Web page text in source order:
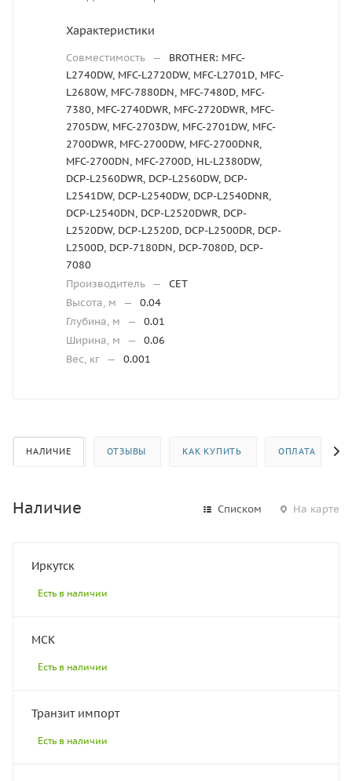
Характеристики
Совместимость —
BROTHER: MFC-
L2740DW, MFC-L2720DW, MFC-L2701D, MFC-
L2680W, MFC-7880DN, MFC-7480D, MFC-
7380, MFC-2740DWR, MFC-2720DWR, MFC-
2705DW, MFC-2703DW, MFC-2701DW, MFC-
2700DWR, MFC-2700DW, MFC-2700DNR,
MFC-2700DN, MFC-2700D, HL-L2380DW,
DCP-L2560DWR, DCP-L2560DW, DCP-
L2541DW, DCP-L2540DW, DCP-L2540DNR,
DCP-L2540DN, DCP-L2520DWR, DCP-
L2520DW, DCP-L2520D, DCP-L2500DR, DCP-
L2500D, DCP-7180DN, DCP-7080D, DCP-
7080
Производитель —
CET
Высота, м
—
0.04
Глубина, м
—
0.01
Ширина, м
—
0.06
Вес, кг — 0.001
НАЛИЧИЕ ОТЗЫВЫ КАК КУПИТЬ ОПЛАТА
Наличие Списком На карте
Иркутск
Есть в наличии
МСК
Есть в наличии
Транзит импорт
Есть в наличии